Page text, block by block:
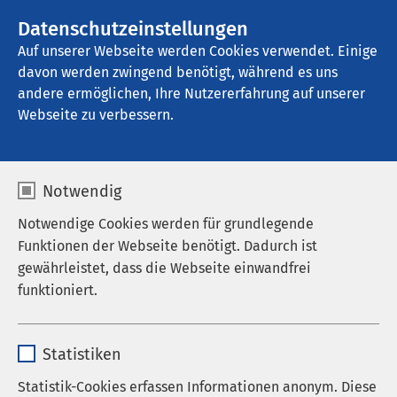
Datenschutzeinstellungen
Auf unserer Webseite werden Cookies verwendet. Einige
davon werden zwingend benötigt, während es uns
andere ermöglichen, Ihre Nutzererfahrung auf unserer
Webseite zu verbessern.
Notwendig
Notwendige Cookies werden für grundlegende
Funktionen der Webseite benötigt. Dadurch ist
gewährleistet, dass die Webseite einwandfrei
funktioniert.
Anbieter sgalinski
Statistiken
Statistik-Cookies erfassen Informationen anonym. Diese
AMEOS Therapiezentrum Ratzeburg
AMEOS als Arbeitgeber
Unsere neue E-Mail-Adresse
ab sofort erreichen Sie uns unter folgender E-Mail-